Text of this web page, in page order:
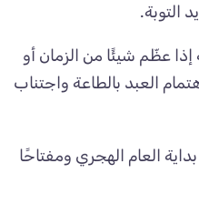
التوبة.
إذا عظّم شيئًا من الزمان أو
العبد بالطاعة واجتناب
العام الهجري ومفتاحًا